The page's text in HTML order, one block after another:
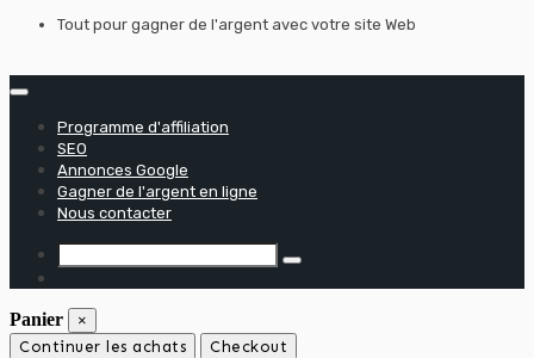
Skip
Tout pour gagner de l'argent avec votre site Web
Programme d'affiliation
SEO
Annonces Google
Gagner de l'argent en ligne
Nous contacter
Panier ×
Continuer les achats Checkout